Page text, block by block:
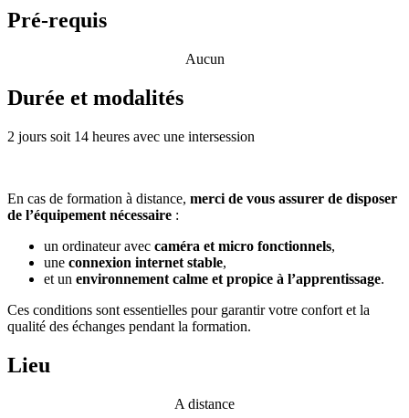
Pré-requis
Aucun
Durée et modalités
2 jours soit 14 heures avec une intersession
En cas de formation à distance, merci de vous assurer de disposer
de l’équipement nécessaire :
un ordinateur avec caméra et micro fonctionnels,
une connexion internet stable,
et un environnement calme et propice à l’apprentissage.
Ces conditions sont essentielles pour garantir votre confort et la
qualité des échanges pendant la formation.
Lieu
A distance